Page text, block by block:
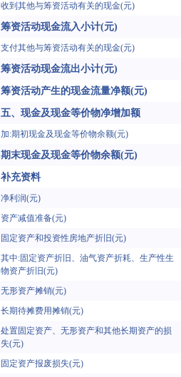
收到其他与筹资活动有关的现金(元)
筹资活动现金流入小计(元)
支付其他与筹资活动有关的现金(元)
筹资活动现金流出小计(元)
筹资活动产生的现金流量净额(元)
五、现金及现金等价物净增加额
加:期初现金及现金等价物余额(元)
期末现金及现金等价物余额(元)
补充资料
净利润(元)
资产减值准备(元)
固定资产和投资性房地产折旧(元)
其中:固定资产折旧、油气资产折耗、生产性生
物资产折旧(元)
无形资产摊销(元)
长期待摊费用摊销(元)
处置固定资产、无形资产和其他长期资产的损
失(元)
固定资产报废损失(元)